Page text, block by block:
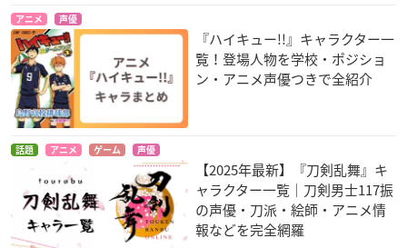
アニメ 声優
『ハイキュー!!』キャラクター一
覧！登場人物を学校・ポジショ
ン・アニメ声優つきで全紹介
話題 アニメ ゲーム 声優
【2025年最新】『刀剣乱舞』キ
ャラクター一覧｜刀剣男士117振
の声優・刀派・絵師・アニメ情
報などを完全網羅